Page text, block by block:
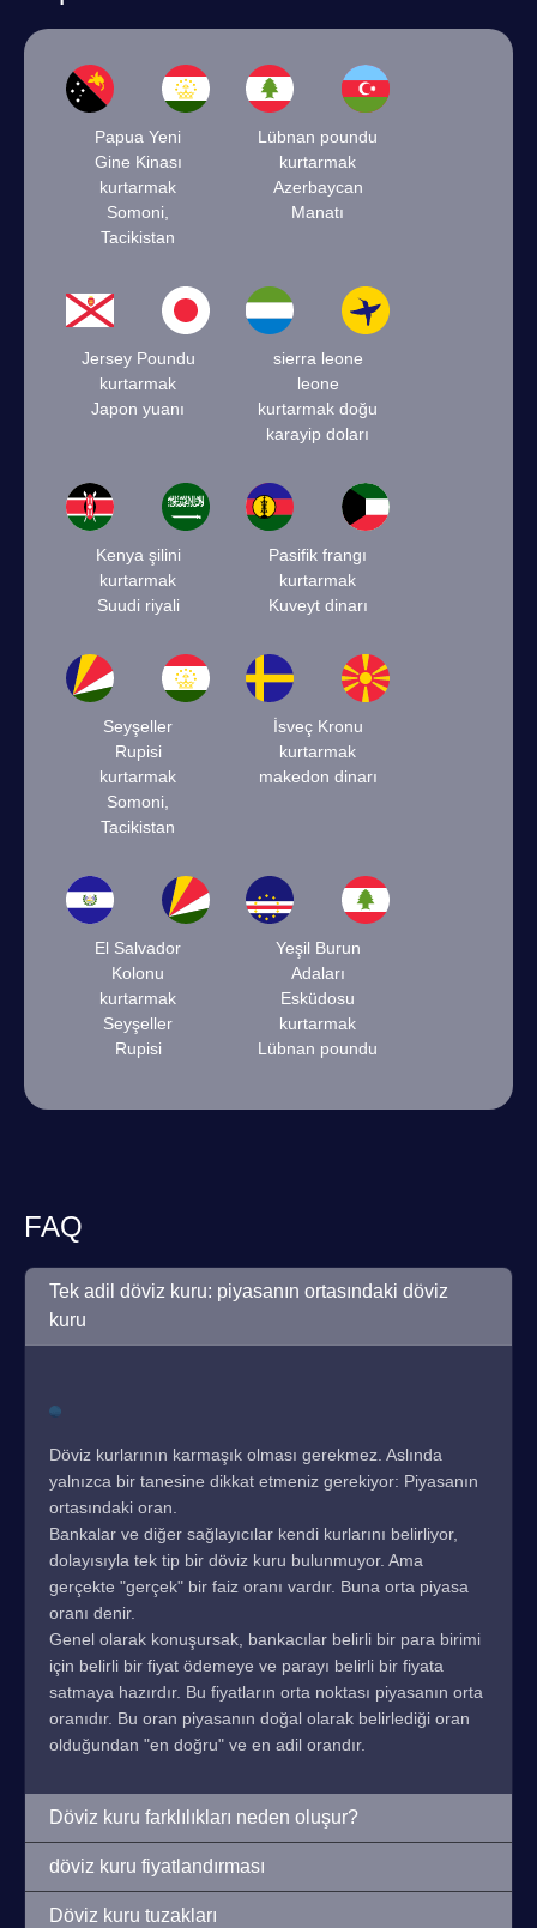
Papua Yeni
Gine Kinası
kurtarmak
Somoni,
Tacikistan
Lübnan poundu
kurtarmak
Azerbaycan
Manatı
Jersey Poundu
kurtarmak
Japon yuanı
sierra leone
leone
kurtarmak doğu
karayip doları
Kenya şilini
kurtarmak
Suudi riyali
Pasifik frangı
kurtarmak
Kuveyt dinarı
Seyşeller
Rupisi
kurtarmak
Somoni,
Tacikistan
İsveç Kronu
kurtarmak
makedon dinarı
El Salvador
Kolonu
kurtarmak
Seyşeller
Rupisi
Yeşil Burun
Adaları
Esküdosu
kurtarmak
Lübnan poundu
FAQ
Tek adil döviz kuru: piyasanın ortasındaki döviz
kuru
Döviz kurlarının karmaşık olması gerekmez. Aslında
yalnızca bir tanesine dikkat etmeniz gerekiyor: Piyasanın
ortasındaki oran.
Bankalar ve diğer sağlayıcılar kendi kurlarını belirliyor,
dolayısıyla tek tip bir döviz kuru bulunmuyor. Ama
gerçekte "gerçek" bir faiz oranı vardır. Buna orta piyasa
oranı denir.
Genel olarak konuşursak, bankacılar belirli bir para birimi
için belirli bir fiyat ödemeye ve parayı belirli bir fiyata
satmaya hazırdır. Bu fiyatların orta noktası piyasanın orta
oranıdır. Bu oran piyasanın doğal olarak belirlediği oran
olduğundan "en doğru" ve en adil orandır.
Döviz kuru farklılıkları neden oluşur?
döviz kuru fiyatlandırması
Döviz kuru tuzakları